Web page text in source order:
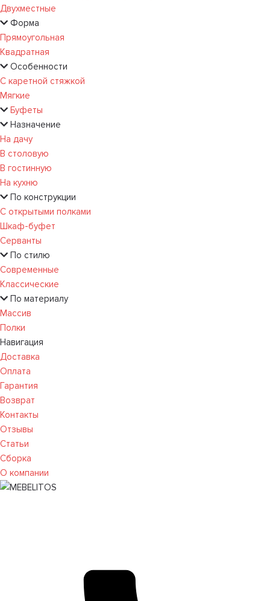
Двухместные
Форма
Прямоугольная
Квадратная
Особенности
С каретной стяжкой
Мягкие
Буфеты
Назначение
На дачу
В столовую
В гостинную
На кухню
По конструкции
С открытыми полками
Шкаф-буфет
Серванты
По стилю
Современные
Классические
По материалу
Массив
Полки
Навигация
Доставка
Оплата
Гарантия
Возврат
Контакты
Отзывы
Статьи
Сборка
О компании